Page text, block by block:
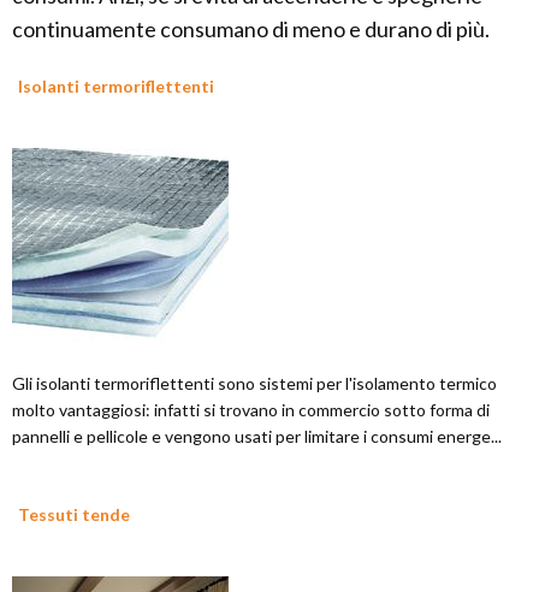
continuamente consumano di meno e durano di più.
Isolanti termoriflettenti
Gli isolanti termoriflettenti sono sistemi per l'isolamento termico
molto vantaggiosi: infatti si trovano in commercio sotto forma di
pannelli e pellicole e vengono usati per limitare i consumi energe...
Tessuti tende